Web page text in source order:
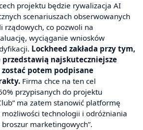
projektu będzie rywalizacja AI
scenariuszach obserwowanych
rządowych, co pozwoli na
wyciąganie wniosków
Lockheed zakłada przy tym,
najskuteczniejsze
potem podpisane
Firma chce na ten cel
przypisanych do projektu
ma zatem stanowić platformę
technologii i odróżniania
broszur marketingowych”.